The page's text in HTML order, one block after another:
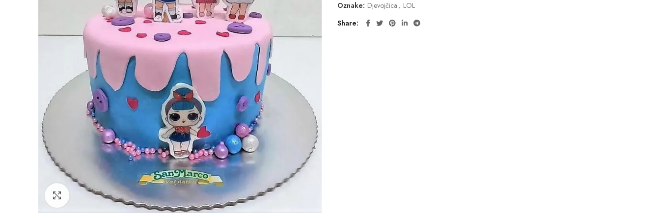
Click to enlarge
Oznake: Djevojčica , LOL
Share